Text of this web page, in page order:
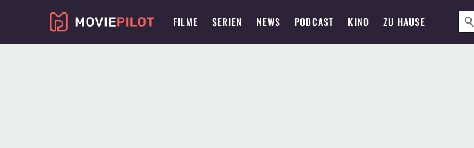
FILME SERIEN NEWS PODCAST KINO ZU HAUSE